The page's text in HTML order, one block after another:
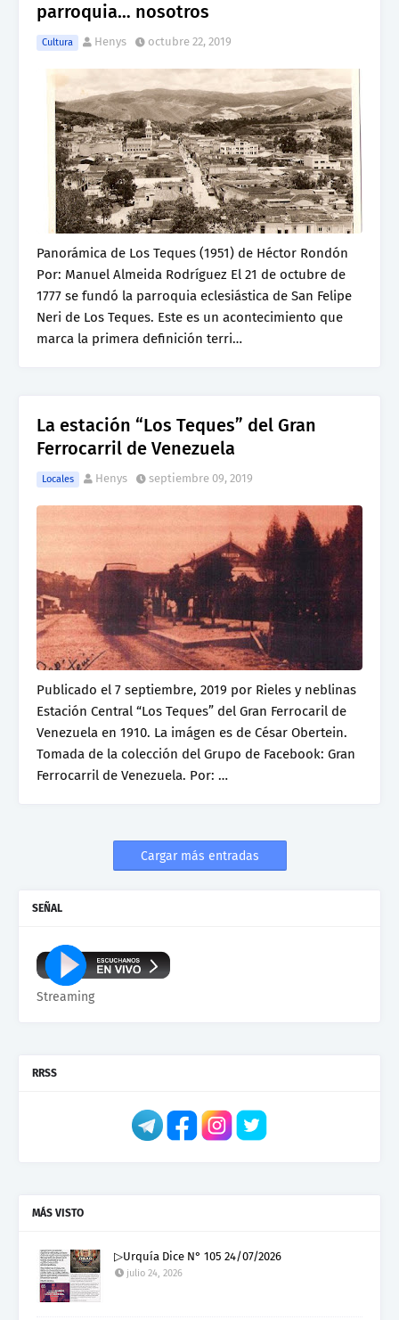
parroquia… nosotros
Cultura Henys octubre 22, 2019
Panorámica de Los Teques (1951) de Héctor Rondón
Por: Manuel Almeida Rodríguez El 21 de octubre de
1777 se fundó la parroquia eclesiástica de San Felipe
Neri de Los Teques. Este es un acontecimiento que
marca la primera definición terri…
La estación “Los Teques” del Gran
Ferrocarril de Venezuela
Locales Henys septiembre 09, 2019
Publicado el 7 septiembre, 2019 por Rieles y neblinas
Estación Central “Los Teques” del Gran Ferrocaril de
Venezuela en 1910. La imágen es de César Obertein.
Tomada de la colección del Grupo de Facebook: Gran
Ferrocarril de Venezuela. Por: …
Cargar más entradas
SEÑAL
Streaming
RRSS
MÁS VISTO
▷Urquía Dice N° 105 24/07/2026
julio 24, 2026